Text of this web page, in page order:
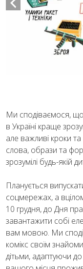
Ми сподіваємося, що
в Україні краще
але важливі кроки
слова, образи та
зрозумілі будь-якій
Планується
соцмережах, а
10 грудня, до Дня
завантажити собі
вам мовою. Ми
комікс своїм
дітьми, адаптуючи